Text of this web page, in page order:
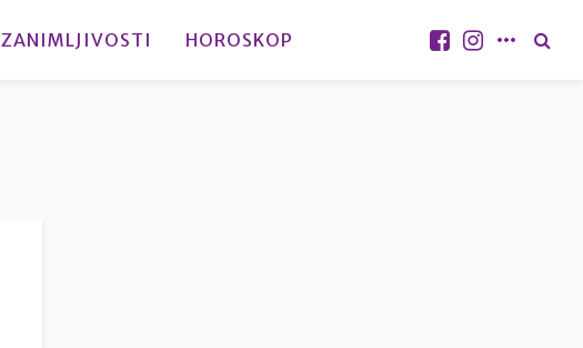
ZANIMLJIVOSTI HOROSKOP